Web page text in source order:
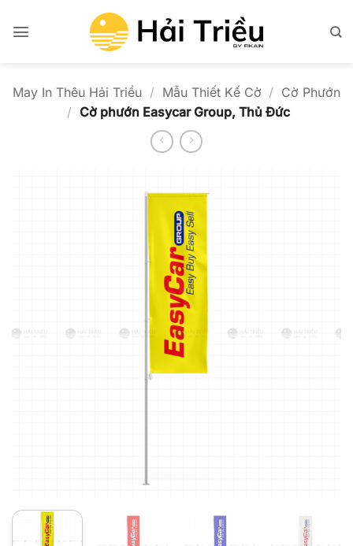
qua
May In Thêu Hải Triều / Mẫu Thiết Kế Cờ / Cờ Phướn
/ Cờ phướn Easycar Group, Thủ Đức